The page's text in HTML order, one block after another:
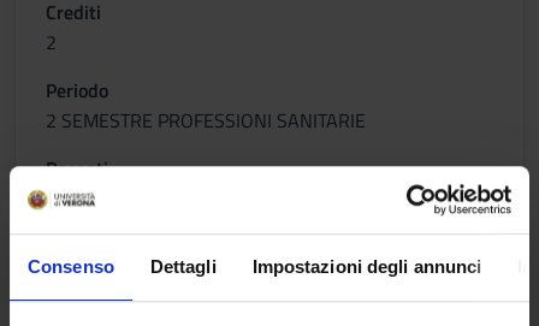
Consenso Dettagli Impostazioni degli annunci
Crediti
2
Periodo
2 SEMESTRE PROFESSIONI SANITARIE
Docenti
Claudio Sorio
Orario Lezioni